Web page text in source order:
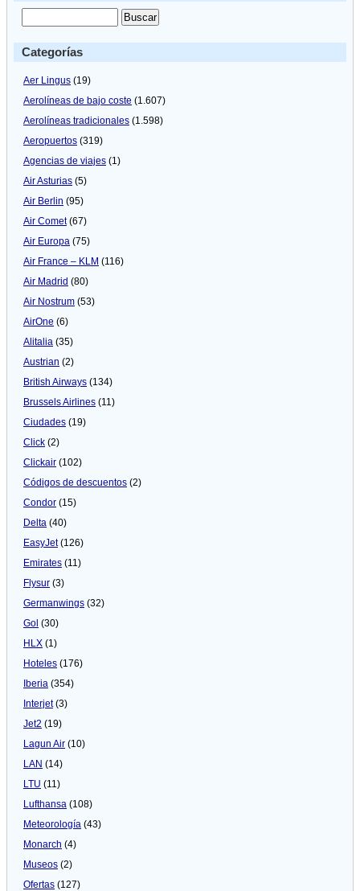
Categorías
Aer Lingus (19)
Aerolíneas de bajo coste (1.607)
Aerolíneas tradicionales (1.598)
Aeropuertos (319)
Agencias de viajes (1)
Air Asturias (5)
Air Berlin (95)
Air Comet(67)
Air Europa (75)
Air France – KLM (116)
Air Madrid (80)
Air Nostrum (53)
AirOne (6)
Alitalia (35)
Austrian (2)
British Airways (134)
Brussels Airlines (11)
Ciudades (19)
Click (2)
Clickair (102)
Códigos de descuentos (2)
Condor (15)
Delta (40)
EasyJet(126)
Emirates (11)
Flysur (3)
Germanwings (32)
Gol (30)
HLX (1)
Hoteles (176)
Iberia (354)
Interjet(3)
Jet2 (19)
Lagun Air (10)
LAN (14)
LTU (11)
Lufthansa (108)
Meteorologí­a (43)
Monarch (4)
Museos (2)
Ofertas (127)